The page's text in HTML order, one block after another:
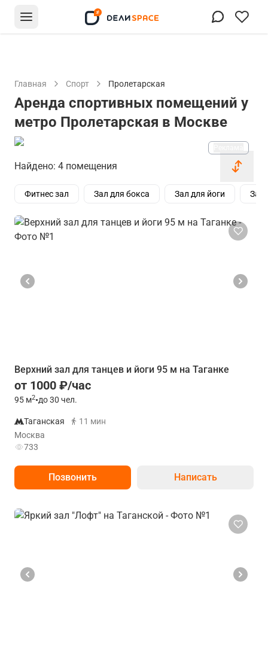
Главная Спорт Пролетарская
Аренда спортивных помещений у
метро Пролетарская в Москве
Найдено: 4 помещения
Фитнес зал Зал для бокса Зал для йоги Зал
Верхний зал для танцев и йоги 95 м на Таганке
от 1000 ₽/час
95 м2•до 30 чел.
Таганская
11 мин
Москва
733
Позвонить Написать